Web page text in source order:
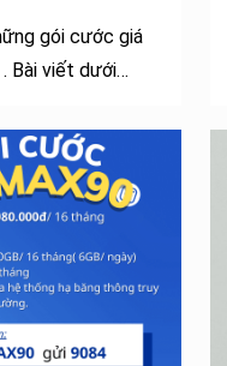
gói cước giá
Bài viết dưới…